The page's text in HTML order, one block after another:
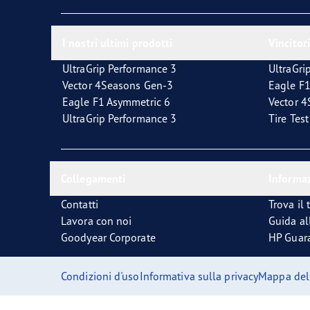
UltraGrip Performance 3
Vector 4Seasons Gen-3
Eagle F1 Asymmetric 6
UltraGrip Performance 3
Eagle
Vector
Tire
Contatti
Lavora con noi
Goodyear Corporate
Trova il
Guida
HP
Condizioni d'usoInformativa sulla privacyMappa